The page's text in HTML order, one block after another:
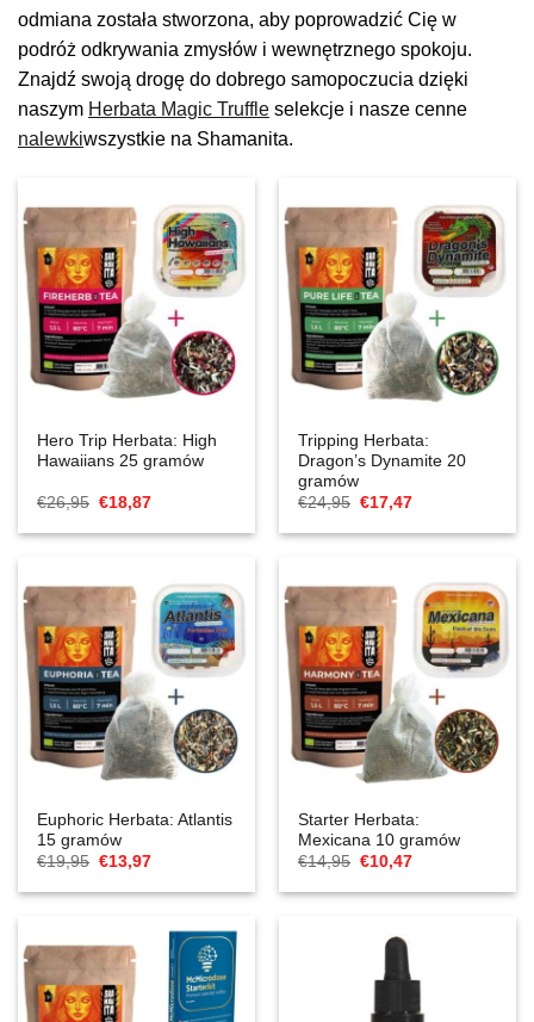
odmiana została stworzona, aby poprowadzić Cię w
podróż odkrywania zmysłów i wewnętrznego spokoju.
Znajdź swoją drogę do dobrego samopoczucia dzięki
naszym Herbata Magic Truffle selekcje i nasze cenne
nalewkiwszystkie na Shamanita.
Hero Trip Herbata: High
Hawaiians 25 gramów
€26,95 Cena
wynosiła:
€18,87Aktualna
to:
Tripping Herbata:
Dragon’s Dynamite 20
gramów
€24,95 Cena
wynosiła:
€17,47Aktualna
to:
Euphoric Herbata: Atlantis
15 gramów
€19,95 Cena
wynosiła:
€13,97Aktualna
to:
Starter Herbata:
Mexicana 10 gramów
€14,95 Cena
wynosiła:
€10,47Aktualna
to: